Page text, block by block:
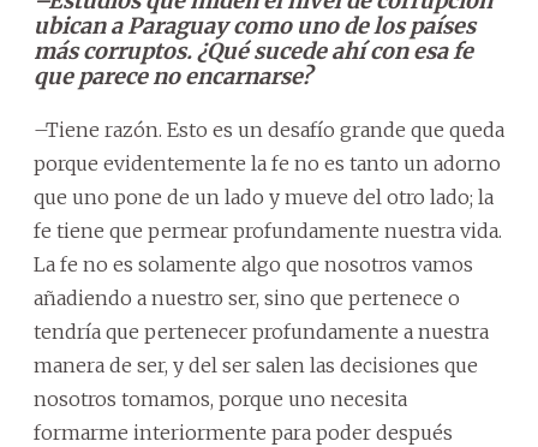
ubican a Paraguay como uno de los países
más corruptos. ¿Qué sucede ahí con esa fe
que parece no encarnarse?
–Tiene razón. Esto es un desafío grande que queda
porque evidentemente la fe no es tanto un adorno
que uno pone de un lado y mueve del otro lado; la
fe tiene que permear profundamente nuestra vida.
La fe no es solamente algo que nosotros vamos
añadiendo a nuestro ser, sino que pertenece o
tendría que pertenecer profundamente a nuestra
manera de ser, y del ser salen las decisiones que
nosotros tomamos, porque uno necesita
formarme interiormente para poder después